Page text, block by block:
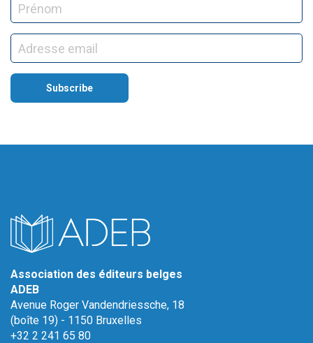
Association des éditeurs belges
ADEB
Avenue Roger Vandendriessche, 18
(boîte 19) - 1150 Bruxelles
+32 2 241 65 80